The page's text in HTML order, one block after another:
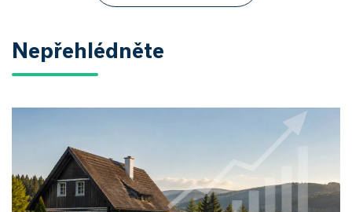
Nepřehlédněte